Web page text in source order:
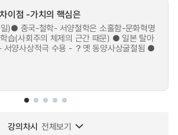
이점 -가치의 핵심은
)● 중국-철학- 서양철학은 소홀함-문화혁명
습(사회주의 체제의 근간 때문) ● 일본 탈아
양사상적극 수용 - ？옛 동양사상굴절됨 ●
강의차시 전체보기